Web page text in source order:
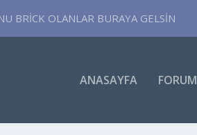
BRİCK OLANLAR BURAYA GELSİN
ANASAYFA FORUM